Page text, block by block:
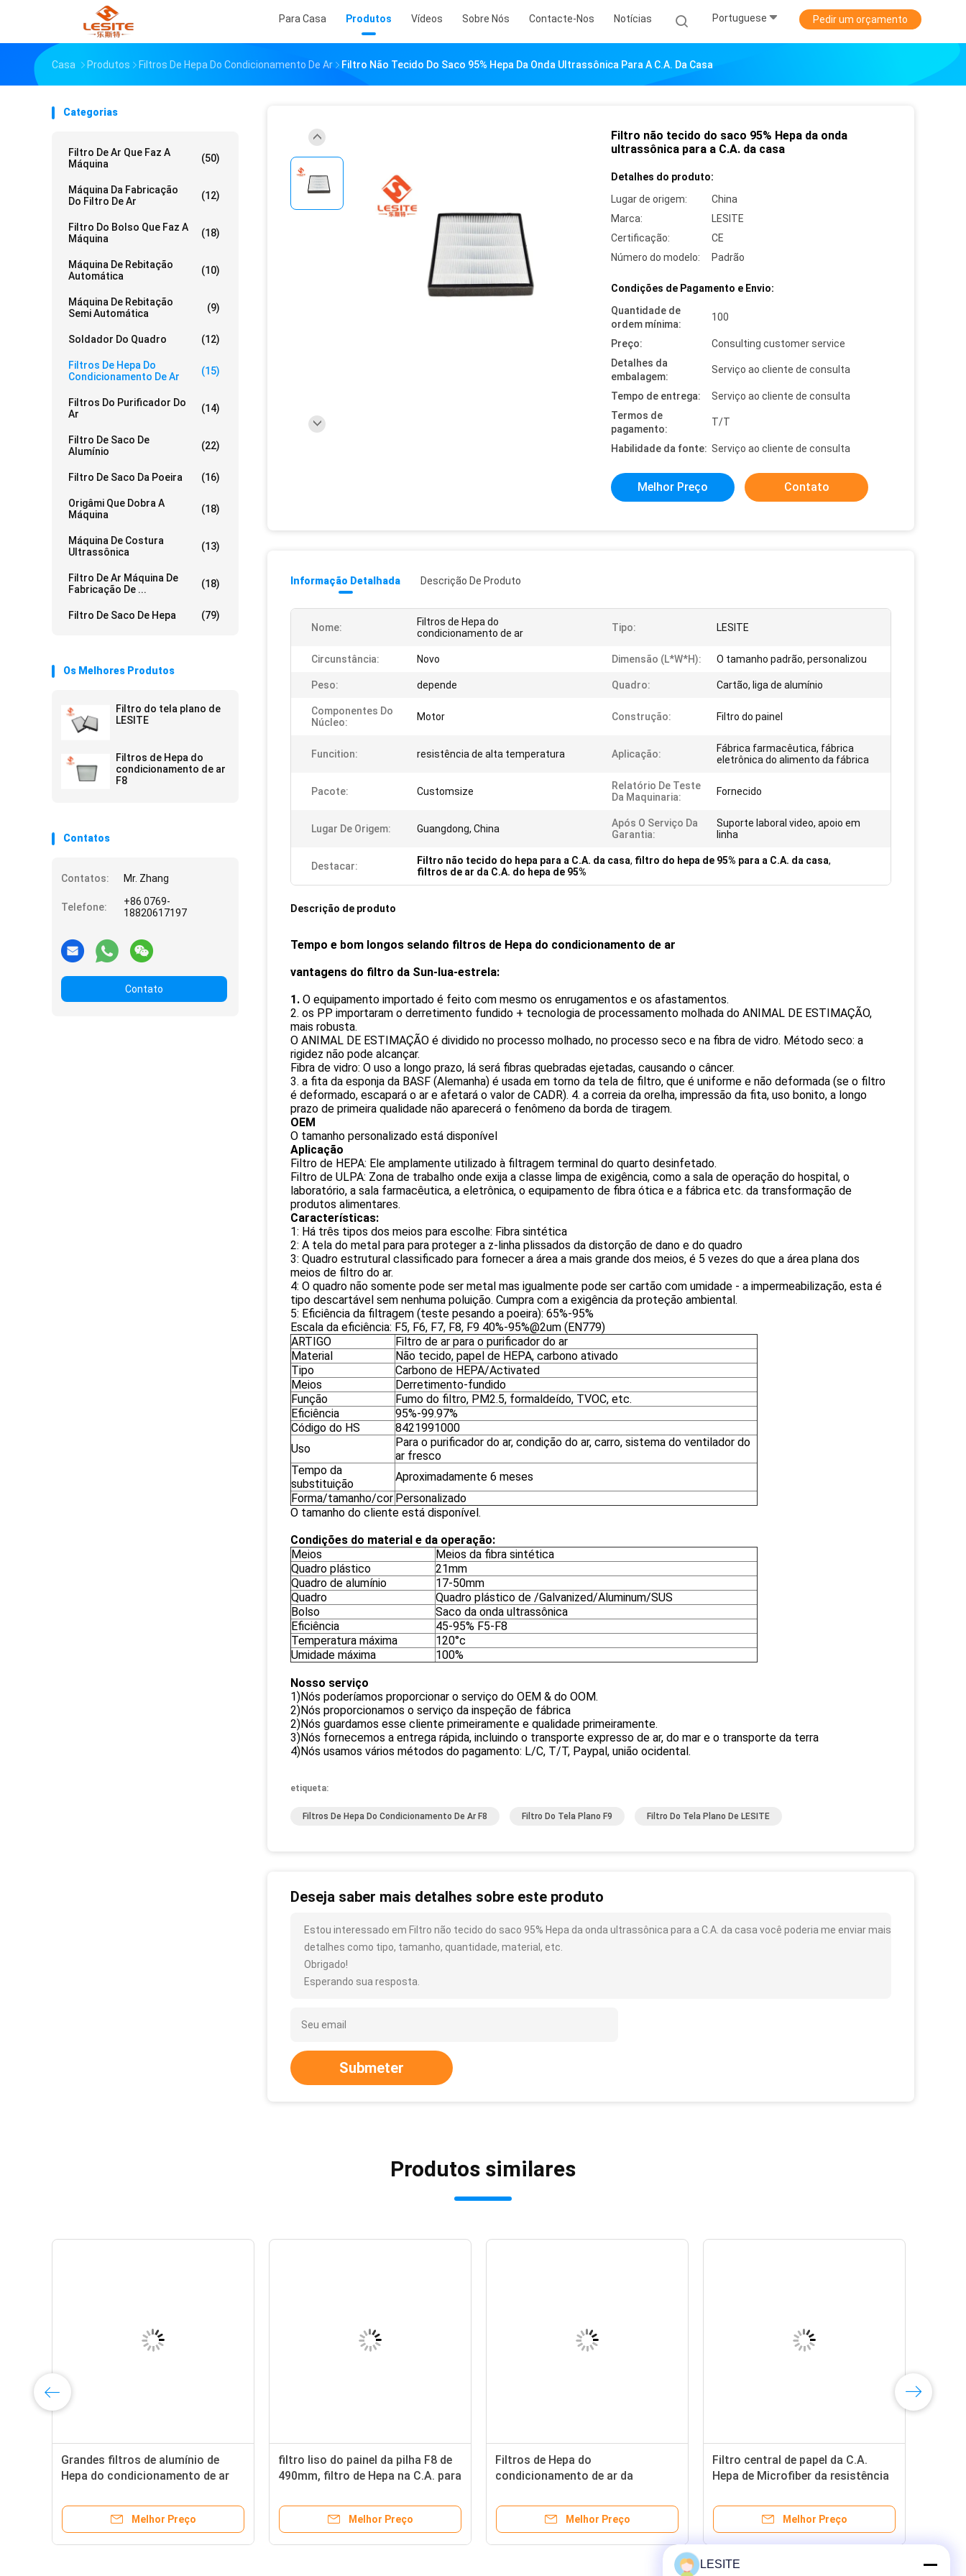
Para Casa Produtos Vídeos Sobre Nós Contacte-Nos Notícias Portuguese Pedir um orçamento
Casa Produtos Filtros De Hepa Do Condicionamento De Ar Filtro Não Tecido Do Saco 95% Hepa Da Onda Ultrassônica Para A C.A. Da Casa
Categorias
Filtro De Ar Que Faz A
Máquina
(50)
Máquina Da Fabricação
Do Filtro De Ar
(12)
Filtro Do Bolso Que Faz A
Máquina
(18)
Máquina De Rebitação
Automática
(10)
Máquina De Rebitação
Semi Automática
(9)
Soldador Do Quadro (12)
Filtros De Hepa Do
Condicionamento De Ar
(15)
Filtros Do Purificador Do
Ar
(14)
Filtro De Saco De
Alumínio
(22)
Filtro De Saco Da Poeira (16)
Origâmi Que Dobra A
Máquina
(18)
Máquina De Costura
Ultrassônica
(13)
Filtro De Ar Máquina De
Fabricação De ...
(18)
Filtro De Saco De Hepa (79)
Os Melhores Produtos
Filtro do tela plano de
LESITE
Filtros de Hepa do
condicionamento de ar
F8
Contatos
Contatos: Mr. Zhang
Telefone:
+86 0769-
18820617197
Contato
Filtro não tecido do saco 95% Hepa da onda
ultrassônica para a C.A. da casa
Detalhes do produto:
Lugar de origem:
China
Marca:
LESITE
Certificação:
CE
Número do modelo:
Padrão
Condições de Pagamento e Envio:
Quantidade de
ordem mínima:
100
Preço:
Consulting customer service
Detalhes da
embalagem:
Serviço ao cliente de consulta
Tempo de entrega:
Serviço ao cliente de consulta
Termos de
pagamento:
T/T
Habilidade da fonte: Serviço ao cliente de consulta
Melhor Preço Contato
Informação Detalhada Descrição De Produto
Nome:
Filtros de Hepa do
condicionamento de ar
Tipo: LESITE
Circunstância: Novo Dimensão (L*W*H): O tamanho padrão, personalizou
Peso: depende Quadro: Cartão, liga de alumínio
Componentes Do
Núcleo:
Motor Construção: Filtro do painel
Funcition: resistência de alta temperatura Aplicação:
Fábrica farmacêutica, fábrica
eletrônica do alimento da fábrica
Pacote: Customsize
Relatório De Teste
Da Maquinaria:
Fornecido
Lugar De Origem: Guangdong, China
Após O Serviço Da
Garantia:
Suporte laboral video, apoio em
linha
Destacar: Filtro não tecido do hepa para a C.A. da casa, filtro do hepa de 95% para a C.A. da casa,
filtros de ar da C.A. do hepa de 95%
Descrição de produto
Tempo e bom longos selando filtros de Hepa do condicionamento de ar
vantagens do filtro da Sun-lua-estrela:
1. O equipamento importado é feito com mesmo os enrugamentos e os afastamentos.
2. os PP importaram o derretimento fundido + tecnologia de processamento molhada do ANIMAL DE ESTIMAÇÃO,
mais robusta.
O ANIMAL DE ESTIMAÇÃO é dividido no processo molhado, no processo seco e na fibra de vidro. Método seco: a
rigidez não pode alcançar.
Fibra de vidro: O uso a longo prazo, lá será fibras quebradas ejetadas, causando o câncer.
3. a fita da esponja da BASF (Alemanha) é usada em torno da tela de filtro, que é uniforme e não deformada (se o filtro
é deformado, escapará o ar e afetará o valor de CADR). 4. a correia da orelha, impressão da fita, uso bonito, a longo
prazo de primeira qualidade não aparecerá o fenômeno da borda de tiragem.
OEM
O tamanho personalizado está disponível
Aplicação
Filtro de HEPA: Ele amplamente utilizado à filtragem terminal do quarto desinfetado.
Filtro de ULPA: Zona de trabalho onde exija a classe limpa de exigência, como a sala de operação do hospital, o
laboratório, a sala farmacêutica, a eletrônica, o equipamento de fibra ótica e a fábrica etc. da transformação de
produtos alimentares.
Características:
1: Há três tipos dos meios para escolhe: Fibra sintética
2: A tela do metal para para proteger a z-linha plissados da distorção de dano e do quadro
3: Quadro estrutural classificado para fornecer a área a mais grande dos meios, é 5 vezes do que a área plana dos
meios de filtro do ar.
4: O quadro não somente pode ser metal mas igualmente pode ser cartão com umidade - a impermeabilização, esta é
tipo descartável sem nenhuma poluição. Cumpra com a exigência da proteção ambiental.
5: Eficiência da filtragem (teste pesando a poeira): 65%-95%
Escala da eficiência: F5, F6, F7, F8, F9 40%-95%@2um (EN779)
ARTIGO
Filtro de ar para o purificador do ar
Material
Não tecido, papel de HEPA, carbono ativado
Tipo
Carbono de HEPA/Activated
Meios
Derretimento-fundido
Função
Fumo do filtro, PM2.5, formaldeído, TVOC, etc.
Eficiência
95%-99.97%
Código do HS
8421991000
Uso
Para o purificador do ar, condição do ar, carro, sistema do ventilador do
ar fresco
Tempo da
substituição
Aproximadamente 6 meses
Forma/tamanho/cor Personalizado
O tamanho do cliente está disponível.
Condições do material e da operação:
Meios
Meios da fibra sintética
Quadro plástico
21mm
Quadro de alumínio
17-50mm
Quadro
Quadro plástico de /Galvanized/Aluminum/SUS
Bolso
Saco da onda ultrassônica
Eficiência
45-95% F5-F8
Temperatura máxima
120°c
Umidade máxima
100%
Nosso serviço
1)Nós poderíamos proporcionar o serviço do OEM & do OOM.
2)Nós proporcionamos o serviço da inspeção de fábrica
2)Nós guardamos esse cliente primeiramente e qualidade primeiramente.
3)Nós fornecemos a entrega rápida, incluindo o transporte expresso de ar, do mar e o transporte da terra
4)Nós usamos vários métodos do pagamento: L/C, T/T, Paypal, união ocidental.
etiqueta:
Filtros De Hepa Do Condicionamento De Ar F8 Filtro Do Tela Plano F9 Filtro Do Tela Plano De LESITE
Deseja saber mais detalhes sobre este produto
Estou interessado em Filtro não tecido do saco 95% Hepa da onda ultrassônica para a C.A. da casa você poderia me enviar mais
detalhes como tipo, tamanho, quantidade, material, etc.
Obrigado!
Esperando sua resposta.
Submeter
Produtos similares
Grandes filtros de alumínio de
Hepa do condicionamento de ar
Melhor Preço
filtro liso do painel da pilha F8 de
490mm, filtro de Hepa na C.A. para
Melhor Preço
Filtros de Hepa do
condicionamento de ar da
do painel F7 para o quarto
desinfetado
Melhor Preço
Filtro central de papel da C.A.
Hepa de Microfiber da resistência
Melhor Preço
LESITE